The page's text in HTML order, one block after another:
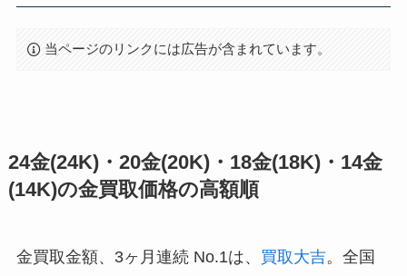
当ページのリンクには広告が含まれています。
24金(24K)・20金(20K)・18金(18K)・14金
(14K)の金買取価格の高額順
金買取金額、3ヶ月連続 No.1は、 買取大吉。全国